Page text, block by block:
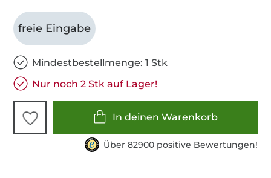
freie Eingabe
Mindestbestellmenge: 1 Stk
Nur noch 2 Stk auf Lager!
In deinen Warenkorb
Über 82900 positive Bewertungen!